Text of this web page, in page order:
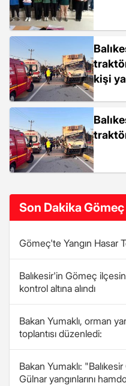
kişi
Son Dakika
Gömeç'te Yangın Hasar
Balıkesir'in Gömeç
kontrol altına alındı
Bakan Yumaklı, orman
toplantısı düzenledi:
Bakan Yumaklı:
Gülnar yangınlarını